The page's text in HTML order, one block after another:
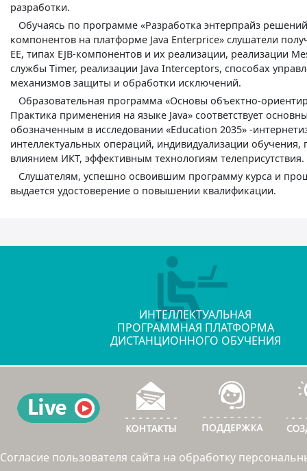
разработки.
Обучаясь по программе «Разработка энтерпрайз
компонентов на платформе Java Enterprice» слушатели
EE, типах EJB-компонентов и их реализации, реализации
службы Timer, реализации Java Interceptors, способах
механизмов защиты и обработки исключений.
Образовательная программа «Основы объектно-
Практика применения на языке Java» соответствует
обозначенным в исследовании «Education 2035» -
интеллектуальных операций, индивидуализации
влиянием ИКТ, эффективным технологиям телеприсутствия.
Слушателям, успешно освоившим программу курса и
выдается удостоверение о повышении квалификации.
ИНТЕЛЛЕКТУАЛЬНАЯ
ПРОГРАММНАЯ ПЛАТФОРМА
ДИСТАНЦИОННОГО ОБУЧЕНИЯ
Согласие пользователя сайта на обработку